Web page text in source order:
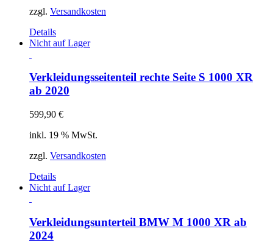
zzgl. Versandkosten
Details
Nicht auf Lager
Verkleidungsseitenteil rechte Seite S 1000 XR
ab 2020
599,90 €
inkl. 19 % MwSt.
zzgl. Versandkosten
Details
Nicht auf Lager
Verkleidungsunterteil BMW M 1000 XR ab
2024